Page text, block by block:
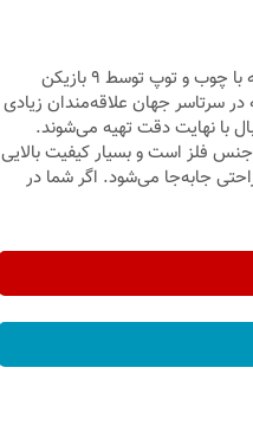
از بازی‌های متعددی که با چوب و توپ‌بازی می‌شود بیسبال ‌است. بیسبال نوعی ورزش گروهی است که با چوب و توپ توسط ۹ بازیکن
سرتاسر جهان علاقه‌مندان زیادی
با نهایت دقت تهیه می‌شوند.
یک ابزار بسیار مهمی است که باید حتماً وجود داشته باشد . چوب بیسبال بت کد 002 از جنس فلز است و بسیار کیفیت بالایی
به‌راحتی جابه‌جا می‌شود. اگر شما در